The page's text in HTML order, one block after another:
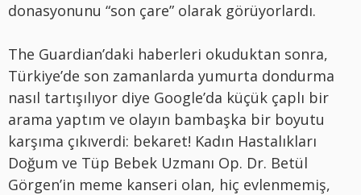
donasyonunu “son çare” olarak görüyorlardı.
The Guardian’daki haberleri okuduktan sonra,
Türkiye’de son zamanlarda yumurta dondurma
nasıl tartışılıyor diye Google’da küçük çaplı bir
arama yaptım ve olayın bambaşka bir boyutu
karşıma çıkıverdi: bekaret! Kadın Hastalıkları
Doğum ve Tüp Bebek Uzmanı Op. Dr. Betül
Görgen’in meme kanseri olan, hiç evlenmemiş,